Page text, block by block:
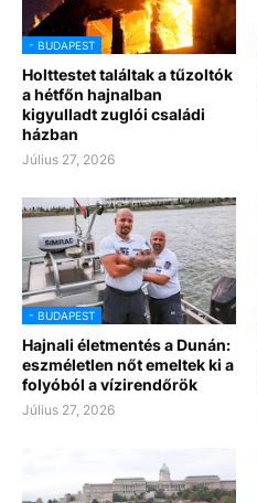
- BUDAPEST
Holttestet találtak a tűzoltók
a hétfőn hajnalban
kigyulladt zuglói családi
házban
Július 27, 2026
- BUDAPEST
Hajnali életmentés a Dunán:
eszméletlen nőt emeltek ki a
folyóból a vízirendőrök
Július 27, 2026